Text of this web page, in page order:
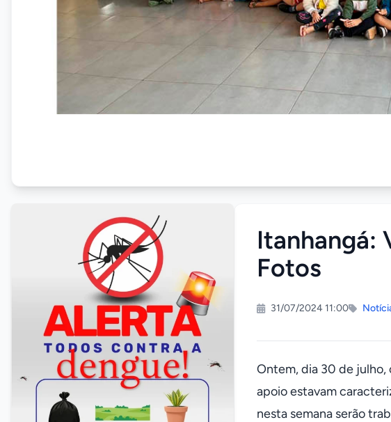
Itanhangá:
Fotos
31/07/2024 11:00
Ontem, dia 30 de julho,
apoio estavam
nesta semana serão